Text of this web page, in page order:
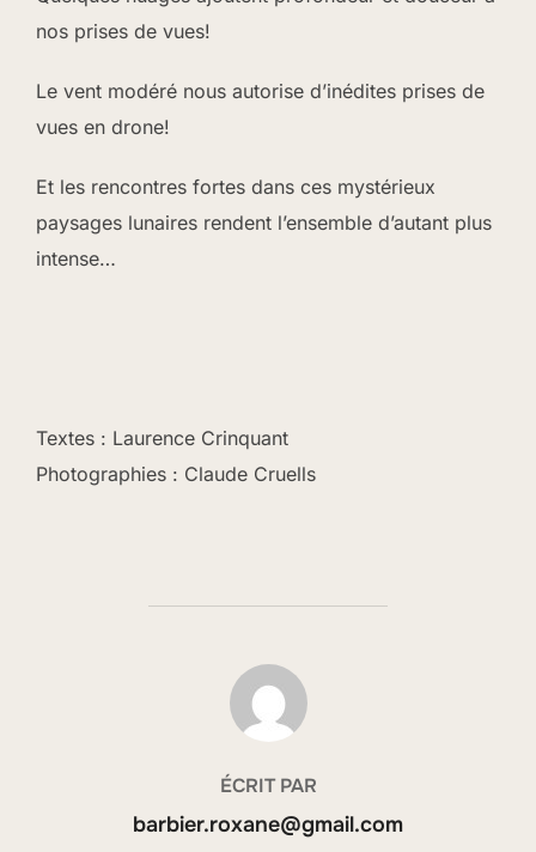
nos prises de vues!
Le vent modéré nous autorise d’inédites prises de
vues en drone!
Et les rencontres fortes dans ces mystérieux
paysages lunaires rendent l’ensemble d’autant plus
intense…
Textes : Laurence Crinquant
Photographies : Claude Cruells
AUTEUR DE LA PUBLICATION
ÉCRIT PAR
barbier.roxane@gmail.com